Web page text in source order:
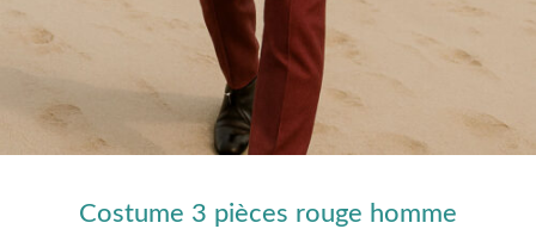
Costume 3 pièces rouge homme